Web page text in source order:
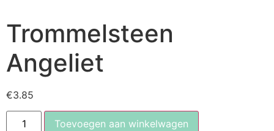
Trommelsteen
Angeliet
€3.85
Toevoegen aan winkelwagen